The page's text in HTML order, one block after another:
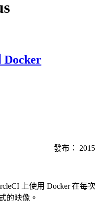
Docker
發布： 2015
上使用 Docker 在每次
的映像。